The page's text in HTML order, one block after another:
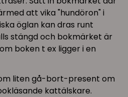
att vika "hundöron" i
öglan kan dras runt
stängd och bokmärket är
boken t ex ligger i en
liten gå-bort-present om
kattälskare.